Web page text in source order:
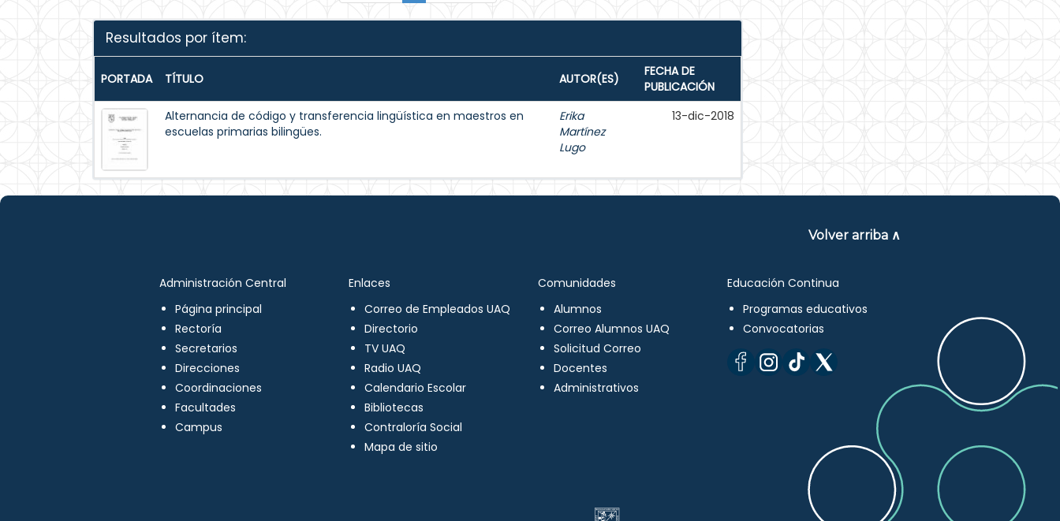
Resultados por ítem:
PORTADA TÍTULO AUTOR(ES)
FECHA DE
PUBLICACIÓN
Alternancia de código y transferencia lingüística en maestros en
escuelas primarias bilingües.
Erika
Martínez
Lugo
13-dic-2018
Volver arriba ∧
Administración Central
Página principal
Rectoría
Secretarios
Direcciones
Coordinaciones
Facultades
Campus
Enlaces
Correo de Empleados UAQ
Directorio
TV UAQ
Radio UAQ
Calendario Escolar
Bibliotecas
Contraloría Social
Mapa de sitio
Comunidades
Alumnos
Correo Alumnos UAQ
Solicitud Correo
Docentes
Administrativos
Educación Continua
Programas educativos
Convocatorias